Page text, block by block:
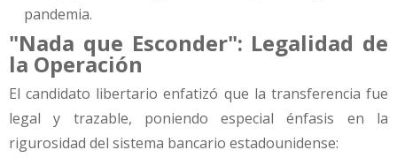
pandemia.
"Nada que Esconder": Legalidad de
la Operación
El candidato libertario enfatizó que la transferencia fue
legal y trazable, poniendo especial énfasis en la
rigurosidad del sistema bancario estadounidense: